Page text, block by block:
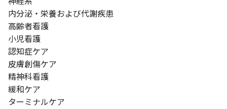
内分泌・栄養および代謝疾患
高齢者看護
小児看護
認知症ケア
皮膚創傷ケア
精神科看護
緩和ケア
ターミナルケア